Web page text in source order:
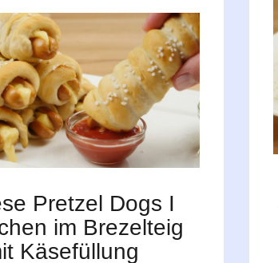
Pretzel Dogs I
im Brezelteig
Käsefüllung